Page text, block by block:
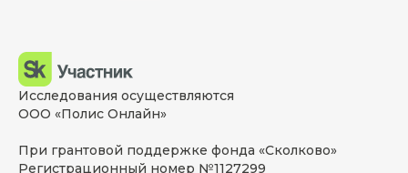
Исследования осуществляются
ООО «Полис Онлайн»
При грантовой поддержке фонда «Сколково»
Регистрационный номер №1127299